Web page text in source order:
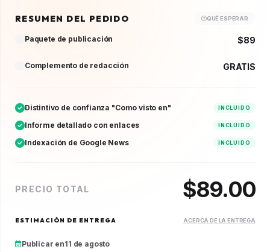
RESUMEN DEL PEDIDO QUÉ ESPERAR
Paquete de publicación $89
Complemento de redacción GRATIS
Distintivo de confianza "Como visto en" INCLUIDO
Informe detallado con enlaces INCLUIDO
Indexación de Google News INCLUIDO
PRECIO TOTAL $89.00
ESTIMACIÓN DE ENTREGA ACERCA DE LA ENTREGA
Publicar en11 de agosto